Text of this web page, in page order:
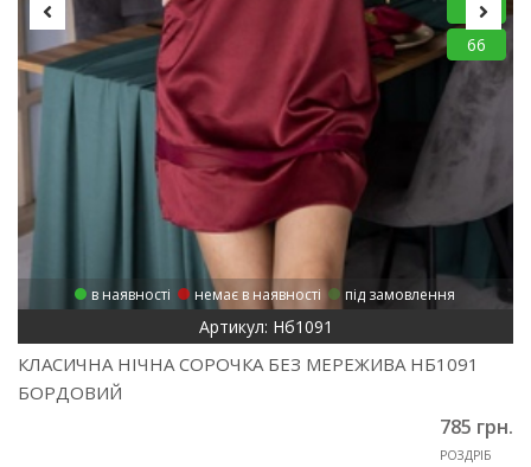
64
66
в наявності немає в наявності під замовлення
Артикул: Нб1091
КЛАСИЧНА НІЧНА СОРОЧКА БЕЗ МЕРЕЖИВА НБ1091
БОРДОВИЙ
785 грн.
РОЗДРІБ